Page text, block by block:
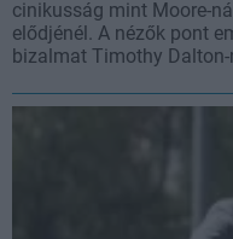
cinikusság mint Moore-
elődjénél. A nézők pont
bizalmat Timothy Dalton-